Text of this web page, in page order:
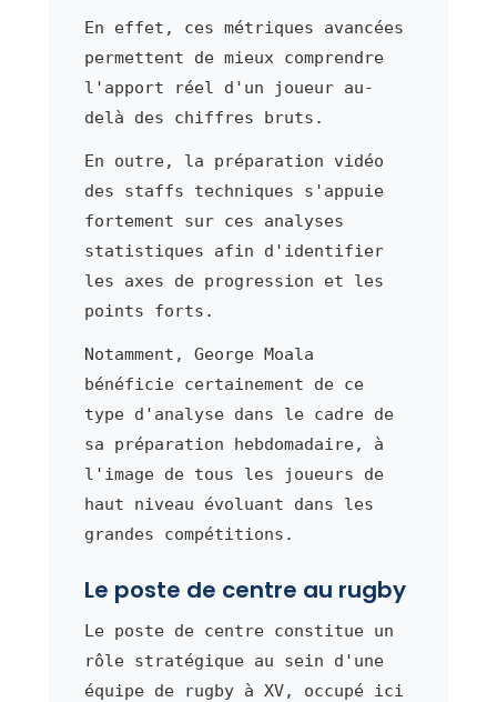
En effet, ces métriques avancées
permettent de mieux comprendre
l'apport réel d'un joueur au-
delà des chiffres bruts.
En outre, la préparation vidéo
des staffs techniques s'appuie
fortement sur ces analyses
statistiques afin d'identifier
les axes de progression et les
points forts.
Notamment, George Moala
bénéficie certainement de ce
type d'analyse dans le cadre de
sa préparation hebdomadaire, à
l'image de tous les joueurs de
haut niveau évoluant dans les
grandes compétitions.
Le poste de centre au rugby
Le poste de centre constitue un
rôle stratégique au sein d'une
équipe de rugby à XV, occupé ici